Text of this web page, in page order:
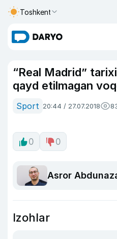
Toshkent
“Real Madrid”
qayd etilmagan
Sport 20:44 / 27.07.2018
0 0
Asror
Izohlar